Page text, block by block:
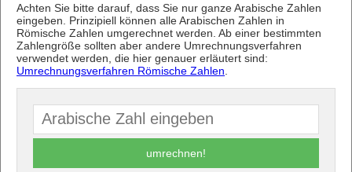
Achten Sie bitte darauf, dass Sie nur ganze Arabische Zahlen
eingeben. Prinzipiell können alle Arabischen Zahlen in
Römische Zahlen umgerechnet werden. Ab einer bestimmten
Zahlengröße sollten aber andere Umrechnungsverfahren
verwendet werden, die hier genauer erläutert sind:
Umrechnungsverfahren Römische Zahlen
umrechnen!